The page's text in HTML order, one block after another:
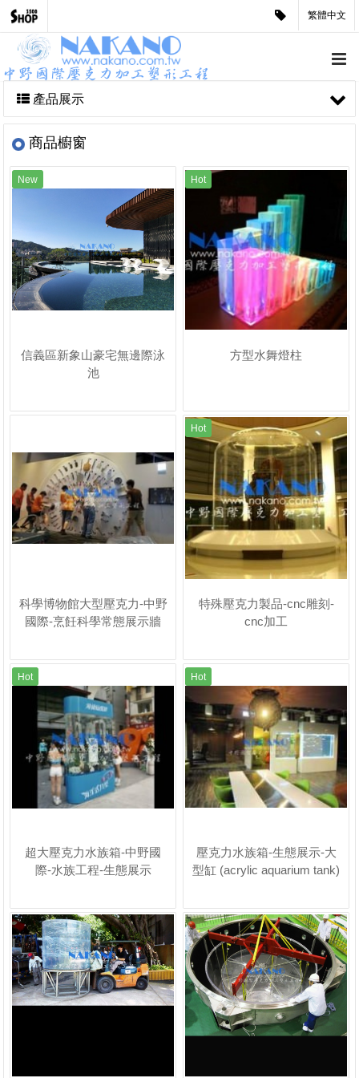
繁體中文
產品展示
商品櫥窗
New
信義區新象山豪宅無邊際泳
池
Hot
方型水舞燈柱
科學博物館大型壓克力-中野
國際-烹飪科學常態展示牆
Hot
特殊壓克力製品-cnc雕刻-
cnc加工
Hot
超大壓克力水族箱-中野國
際-水族工程-生態展示
Hot
壓克力水族箱-生態展示-大
型缸 (acrylic aquarium tank)